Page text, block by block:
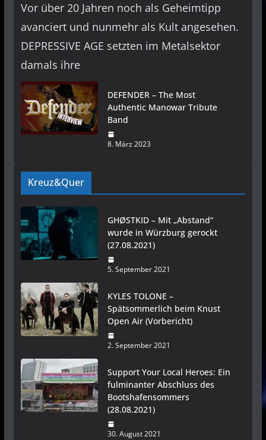
Vor über 20 Jahren noch als Geheimtipp
avanciert und nunmehr als Kult angesehen.
DEPRESSIVE AGE setzten im Metalsektor
damals ihre
DEFENDER – The Most
Authentic Manowar Tribute
Band
8. März 2023
Kreuz&Quer
GHØSTKID – Mit „Abstand“
wurde in Würzburg gerockt
(27.08.2021)
5. September 2021
KYLES TOLONE –
Spätsommerlich beim Knust
Open Air (Vorbericht)
2. September 2021
Support Your Local Heroes: Ein
fulminanter Abschluss des
Bootshafensommers
(28.08.2021)
30. August 2021